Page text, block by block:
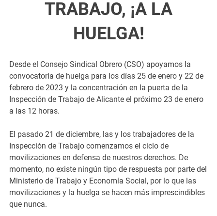
TRABAJO, ¡A LA
HUELGA!
Desde el Consejo Sindical Obrero (CSO) apoyamos la
convocatoria de huelga para los días 25 de enero y 22 de
febrero de 2023 y la concentración en la puerta de la
Inspección de Trabajo de Alicante el próximo 23 de enero
a las 12 horas.
El pasado 21 de diciembre, las y los trabajadores de la
Inspección de Trabajo comenzamos el ciclo de
movilizaciones en defensa de nuestros derechos. De
momento, no existe ningún tipo de respuesta por parte del
Ministerio de Trabajo y Economía Social, por lo que las
movilizaciones y la huelga se hacen más imprescindibles
que nunca.